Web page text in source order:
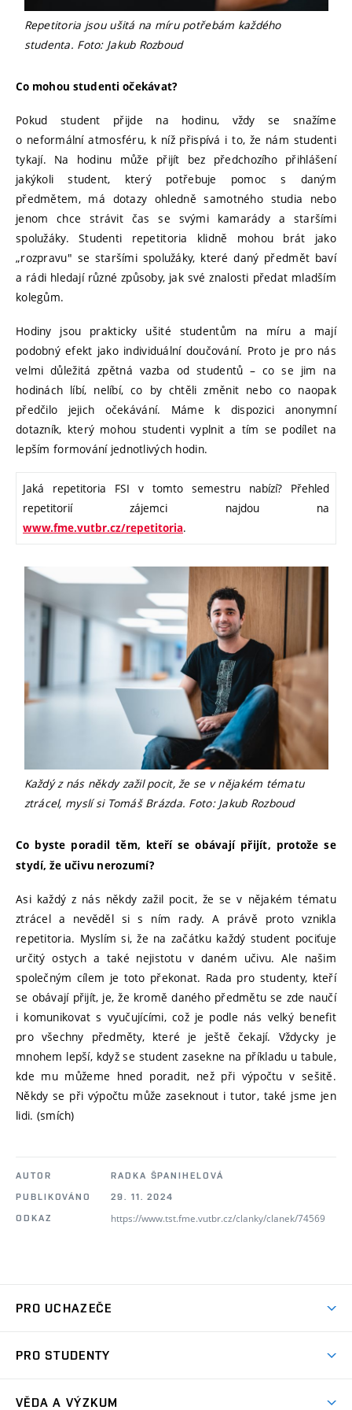
Repetitoria jsou ušitá na míru potřebám každého
studenta. Foto: Jakub Rozboud
Co mohou studenti očekávat?
Pokud student přijde na hodinu, vždy se snažíme
o neformální atmosféru, k níž přispívá i to, že nám studenti
tykají. Na hodinu může přijít bez předchozího přihlášení
jakýkoli student, který potřebuje pomoc s daným
předmětem, má dotazy ohledně samotného studia nebo
jenom chce strávit čas se svými kamarády a staršími
spolužáky. Studenti repetitoria klidně mohou brát jako
„rozpravu" se staršími spolužáky, které daný předmět baví
a rádi hledají různé způsoby, jak své znalosti předat mladším
kolegům.
Hodiny jsou prakticky ušité studentům na míru a mají
podobný efekt jako individuální doučování. Proto je pro nás
velmi důležitá zpětná vazba od studentů – co se jim na
hodinách líbí, nelíbí, co by chtěli změnit nebo co naopak
předčilo jejich očekávání. Máme k dispozici anonymní
dotazník, který mohou studenti vyplnit a tím se podílet na
lepším formování jednotlivých hodin.
Jaká repetitoria FSI v tomto semestru nabízí? Přehled
repetitorií zájemci najdou na
www.fme.vutbr.cz/repetitoria.
Každý z nás někdy zažil pocit, že se v nějakém tématu
ztrácel, myslí si Tomáš Brázda. Foto: Jakub Rozboud
Co byste poradil těm, kteří se obávají přijít, protože se
stydí, že učivu nerozumí?
Asi každý z nás někdy zažil pocit, že se v nějakém tématu
ztrácel a nevěděl si s ním rady. A právě proto vznikla
repetitoria. Myslím si, že na začátku každý student pociťuje
určitý ostych a také nejistotu v daném učivu. Ale našim
společným cílem je toto překonat. Rada pro studenty, kteří
se obávají přijít, je, že kromě daného předmětu se zde naučí
i komunikovat s vyučujícími, což je podle nás velký benefit
pro všechny předměty, které je ještě čekají. Vždycky je
mnohem lepší, když se student zasekne na příkladu u tabule,
kde mu můžeme hned poradit, než při výpočtu v sešitě.
Někdy se při výpočtu může zaseknout i tutor, také jsme jen
lidi. (smích)
AUTOR
RADKA ŠPANIHELOVÁ
PUBLIKOVÁNO
29. 11. 2024
ODKAZ
https://www.tst.fme.vutbr.cz/clanky/clanek/74569
PRO UCHAZEČE
Ambasadoři studia
PRO STUDENTY
VĚDA A VÝZKUM